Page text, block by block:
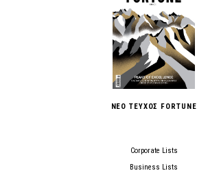
ΝΕΟ ΤΕΥΧΟΣ FORTUNE
Corporate Lists
Business Lists